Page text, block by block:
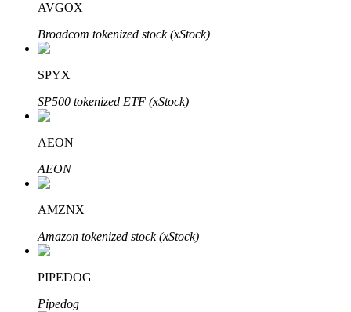
Pelajari tentang mendapatkan penghasilan pasif
Bitrue
Mitra Bitrue
AVGOX
Broadcom tokenized stock (xStock)
SPYX
SP500 tokenized ETF (xStock)
AEON
AEON
AMZNX
Amazon tokenized stock (xStock)
PIPEDOG
Pipedog